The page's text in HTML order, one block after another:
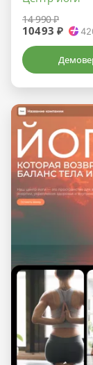
14 990 ₽
10493 ₽